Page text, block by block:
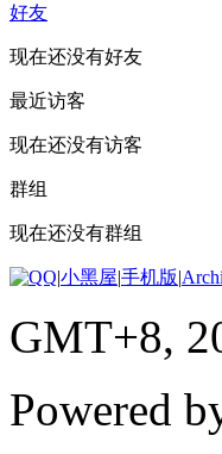
好友
现在还没有好友
最近访客
现在还没有访客
群组
现在还没有群组
|小黑屋|手机版|
GMT+8,
Powered